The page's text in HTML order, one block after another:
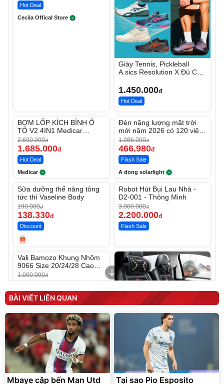
Hot Deal
Cecila Offical Store
Giày Tennis, Pickleball
A.sics Resolution X Đủ Các
1.450.000đ
Hot Deal
-37%
BƠM LỐP KÍCH BÌNH Ô
TÔ V2 4IN1 Medicar
12.000mAh
2.690.000đ
1.685.000đ
Hot Deal
Medicar
-56%
Đèn năng lượng mặt trời
mới năm 2026 có 120 viên
LED lớn
1.086.000đ
466.980đ
Flash Sale
A dong solarlight
-27%
Sữa dưỡng thể nâng tông
tức thì Vaseline Body
190.000đ
138.330đ
Discount
-26%
Robot Hút Bụi Lau Nhà -
D2-001 - Thông Minh
3.000.000đ
2.200.000đ
Flash Sale
Vali Bamozo Khung Nhôm
9066 Size 20/24/28 Cao
Cấp
1.000.000đ
825.000
Flash Sale
Lót ghế ôtô, nâng lưng
chống nóng giúp thoải mái
trong di chuyển
295.000đ
BÀI VIẾT LIÊN QUAN
Mbaye cập bến Man Utd
Tại sao Pio Esposito